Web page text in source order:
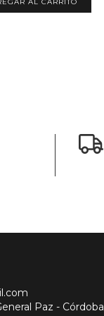
Paz - Córdoba